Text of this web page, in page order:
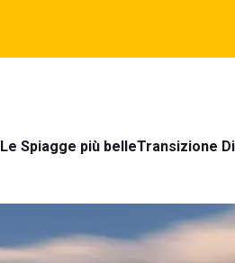
Le Spiagge più belleTransizione